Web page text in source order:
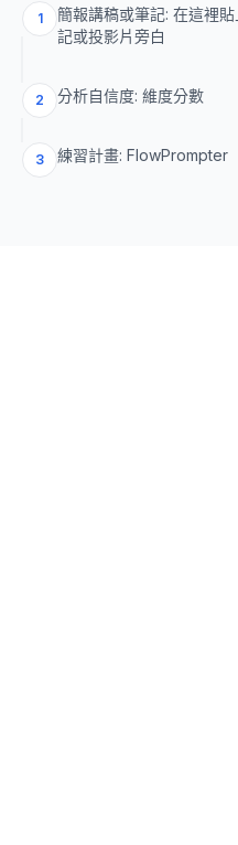
1
簡報講稿或筆記: 在這裡
記或投影片旁白
2 分析自信度: 維度分數
3 練習計畫: FlowPrompter